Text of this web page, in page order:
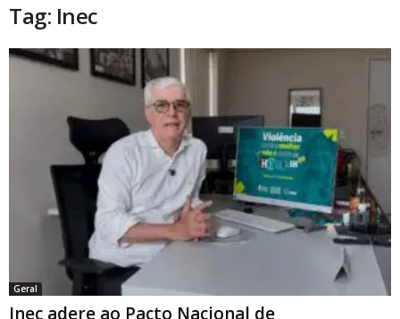
Tag: Inec
Geral
Inec adere ao Pacto Nacional de